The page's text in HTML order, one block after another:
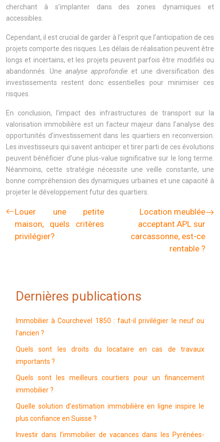
cherchant à s’implanter dans des zones dynamiques et
accessibles.
Cependant, il est crucial de garder à l’esprit que l’anticipation de ces
projets comporte des risques. Les délais de réalisation peuvent être
longs et incertains, et les projets peuvent parfois être modifiés ou
abandonnés. Une analyse approfondie et une diversification des
investissements restent donc essentielles pour minimiser ces
risques.
En conclusion, l’impact des infrastructures de transport sur la
valorisation immobilière est un facteur majeur dans l’analyse des
opportunités d’investissement dans les quartiers en reconversion.
Les investisseurs qui savent anticiper et tirer parti de ces évolutions
peuvent bénéficier d’une plus-value significative sur le long terme.
Néanmoins, cette stratégie nécessite une veille constante, une
bonne compréhension des dynamiques urbaines et une capacité à
projeter le développement futur des quartiers.
Louer une petite
maison, quels critères
privilégier?
Location meublée
acceptant APL sur
carcassonne, est-ce
rentable ?
Dernières publications
Immobilier à Courchevel 1850 : faut-il privilégier le neuf ou
l’ancien ?
Quels sont les droits du locataire en cas de travaux
importants ?
Quels sont les meilleurs courtiers pour un financement
immobilier ?
Quelle solution d’estimation immobilière en ligne inspire le
plus confiance en Suisse ?
Investir dans l’immobilier de vacances dans les Pyrénées-